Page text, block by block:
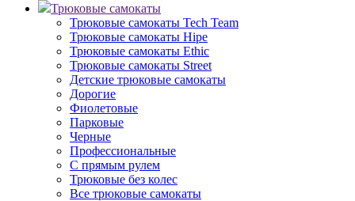
Трюковые самокаты
Трюковые самокаты Tech Team
Трюковые самокаты Hipe
Трюковые самокаты Ethic
Трюковые самокаты Street
Детские трюковые самокаты
Дорогие
Фиолетовые
Парковые
Черные
Профессиональные
С прямым рулем
Трюковые без колес
Все трюковые самокаты